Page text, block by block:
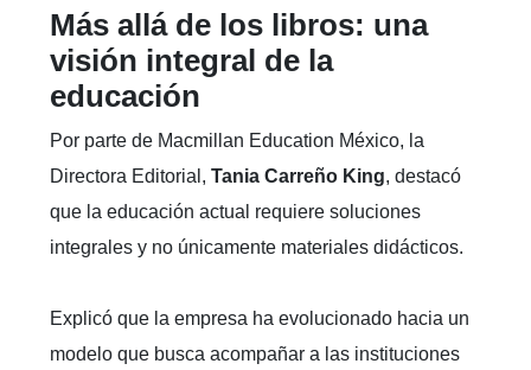
Más allá de los libros: una
visión integral de la
educación
Por parte de Macmillan Education México, la
Directora Editorial, Tania Carreño King, destacó
que la educación actual requiere soluciones
integrales y no únicamente materiales didácticos.
Explicó que la empresa ha evolucionado hacia un
modelo que busca acompañar a las instituciones